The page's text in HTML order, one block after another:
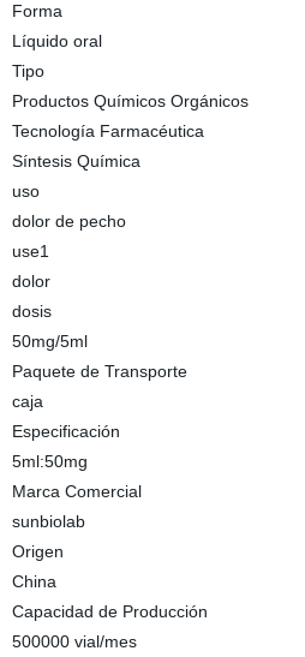
Forma
Líquido oral
Tipo
Productos Químicos Orgánicos
Tecnología Farmacéutica
Síntesis Química
uso
dolor de pecho
use1
dolor
dosis
50mg/5ml
Paquete de Transporte
caja
Especificación
5ml:50mg
Marca Comercial
sunbiolab
Origen
China
Capacidad de Producción
500000 vial/mes